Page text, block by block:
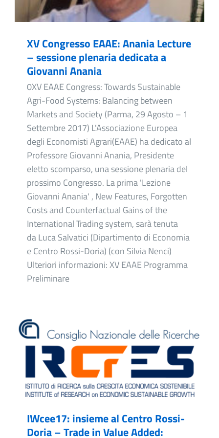
XV Congresso EAAE: Anania Lecture
– sessione plenaria dedicata a
Giovanni Anania
0XV EAAE Congress: Towards Sustainable
Agri-Food Systems: Balancing between
Markets and Society (Parma, 29 Agosto – 1
Settembre 2017) L'Associazione Europea
degli Economisti Agrari(EAAE) ha dedicato al
Professore Giovanni Anania, Presidente
eletto scomparso, una sessione plenaria del
prossimo Congresso. La prima 'Lezione
Giovanni Anania' , New Features, Forgotten
Costs and Counterfactual Gains of the
International Trading system, sarà tenuta
da Luca Salvatici (Dipartimento di Economia
e Centro Rossi-Doria) (con Silvia Nenci)
Ulteriori informazioni: XV EAAE Programma
Preliminare
IWcee17: insieme al Centro Rossi-
Doria – Trade in Value Added: